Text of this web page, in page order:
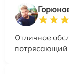
Отличное
потрясающий